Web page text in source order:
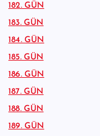
182. GÜN
183. GÜN
184. GÜN
185. GÜN
186. GÜN
187. GÜN
188. GÜN
189. GÜN